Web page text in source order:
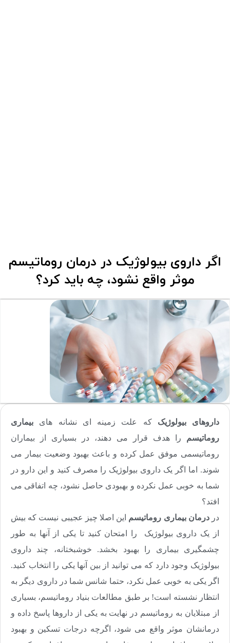
اگر داروی بیولوژیک در درمان روماتیسم
موثر واقع نشود، چه باید کرد؟
داروهای بیولوژیک که علت زمینه ای نشانه های بیماری
روماتیسم را هدف قرار می دهند، در بسیاری از بیماران
روماتیسمی موفق عمل کرده و باعث بهبود وضعیت بیمار می
شوند. اما اگر یک داروی بیولوژیک را مصرف کنید و این دارو در
شما به خوبی عمل نکرده و بهبودی حاصل نشود، چه اتفاقی می
افتد؟
دردرمان بیماری روماتیسم این اصلا چیز عجیبی نیست که بیش
از یک داروی بیولوژیک را امتحان کنید تا یکی از آنها به طور
چشمگیری بیماری را بهبود بخشد. خوشبختانه، چند داروی
بیولوژیک وجود دارد که می توانید از بین آنها یکی را انتخاب کنید.
اگر یکی به خوبی عمل نکرد، حتما شانس شما در داروی دیگر به
انتظار نشسته است! بر طبق مطالعات بنیاد روماتیسم، بسیاری
از مبتلایان به روماتیسم در نهایت به یکی از داروها پاسخ داده و
درمانشان موثر واقع می شود، اگرچه درجات تسکین و بهبود